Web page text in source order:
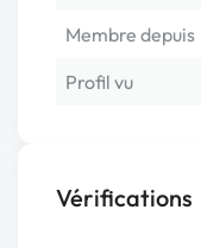
Membre depuis
Profil vu
Vérifications